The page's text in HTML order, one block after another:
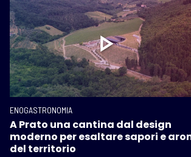
ENOGASTRONOMIA
A Prato una cantina dal design
moderno per esaltare sapori e
del territorio